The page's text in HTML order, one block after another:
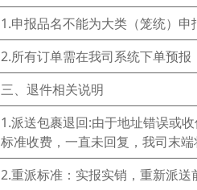
1.申报品名不能为大类（笼统）
2.所有订单需在我司系统下单预报
三、退件相关说明
1.派送包裹退回:由于地址错误或
标准收费，一直未回复，我司末
2.重派标准：实报实销，重新派送